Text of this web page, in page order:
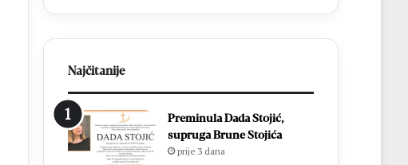
Najčitanije
Preminula Dada Stojić,
supruga Brune Stojića
prije 3 dana